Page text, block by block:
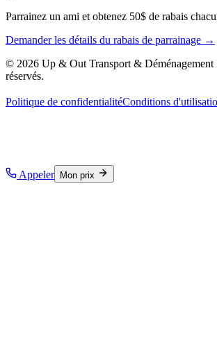
Parrainez un ami et obtenez 50$ de rabais
Demander les détails du rabais de parrainage →
© 2026 Up & Out Transport & Déménagement
réservés.
Politique de confidentialitéConditions
Appeler Mon prix